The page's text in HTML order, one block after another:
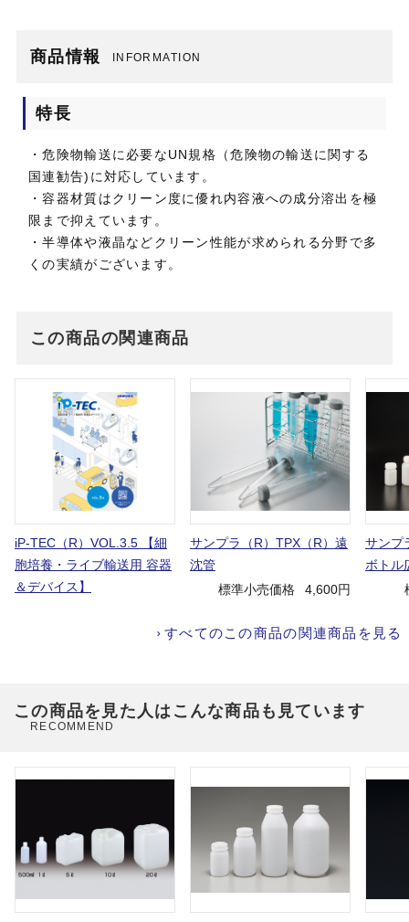
商品情報 INFORMATION
特長
・危険物輸送に必要なUN規格（危険物の輸送に関する
国連勧告)に対応しています。
・容器材質はクリーン度に優れ内容液への成分溶出を極
限まで抑えています。
・半導体や液晶などクリーン性能が求められる分野で多
くの実績がございます。
この商品の関連商品
iP-TEC（R）VOL.3.5 【細
胞培養・ライブ輸送用 容器
＆デバイス】
サンプラ（R）TPX（R）遠
沈管
標準小売価格
4,600円
サンプ
ボトル
すべてのこの商品の関連商品を見る
この商品を見た人はこんな商品も見ています
RECOMMEND